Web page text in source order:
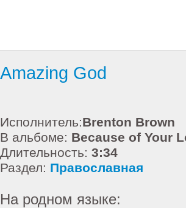
Amazing God
Исполнитель:Brenton Brown
В альбоме: Because of Your
Длительность: 3:34
Раздел: Православная
На родном языке: